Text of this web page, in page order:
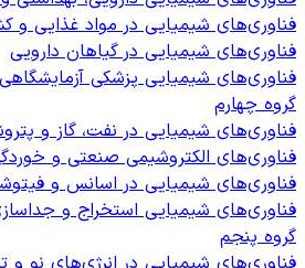
فناوری‌های شیمیایی در مواد غذایی و
فناوری‌های شیمیایی در گیاهان دارویی
فناوری‌های شیمیایی پزشکی آزمایشگاهی
گروه چهارم
فناوری‌های شیمیایی در نفت، گاز و
فناوری‌های الکتروشیمی صنعتی و
فناوری‌های شیمیایی در اسانس و
فناوری‌های شیمیایی استخراج و
گروه پنجم